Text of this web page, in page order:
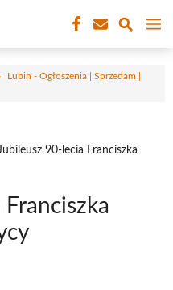
Lubin - Ogłoszenia | Sprzedam |
90-lecia Franciszka